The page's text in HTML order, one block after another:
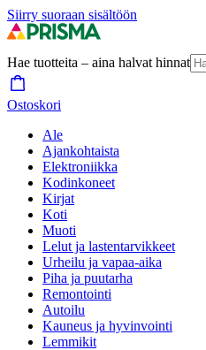
Siirry suoraan sisältöön
Hae tuotteita – aina halvat hinnat
Ostoskori
Ale
Ajankohtaista
Elektroniikka
Kodinkoneet
Kirjat
Koti
Muoti
Lelut ja lastentarvikkeet
Urheilu ja vapaa-aika
Piha ja puutarha
Remontointi
Autoilu
Kauneus ja hyvinvointi
Lemmikit